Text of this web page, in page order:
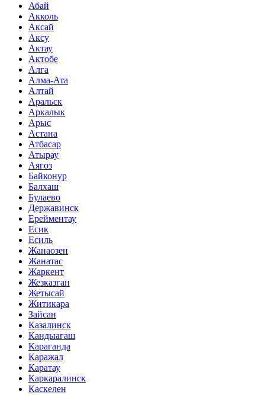
Абай
Акколь
Аксай
Аксу
Актау
Актобе
Алга
Алма-Ата
Алтай
Аральск
Аркалык
Арыс
Астана
Атбасар
Атырау
Аягоз
Байконур
Балхаш
Булаево
Державинск
Ерейментау
Есик
Есиль
Жанаозен
Жанатас
Жаркент
Жезказган
Жетысай
Житикара
Зайсан
Казалинск
Кандыагаш
Караганда
Каражал
Каратау
Каркаралинск
Каскелен